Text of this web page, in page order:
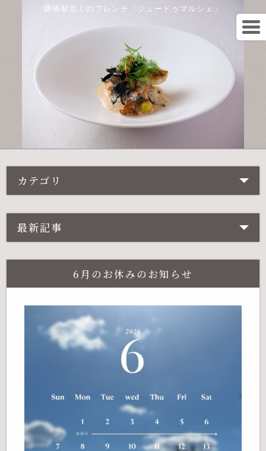
曙橋駅近くのフレンチ「ジュードゥマルシェ」
カテゴリ
最新記事
6月のお休みのお知らせ